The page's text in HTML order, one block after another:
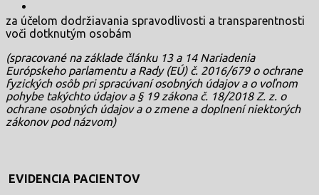
za účelom dodržiavania spravodlivosti a transparentnosti
voči dotknutým osobám
(spracované na základe článku 13 a 14 Nariadenia
Európskeho parlamentu a Rady (EÚ) č. 2016/679 o ochrane
fyzických osôb pri spracúvaní osobných údajov a o voľnom
pohybe takýchto údajov a § 19 zákona č. 18/2018 Z. z. o
ochrane osobných údajov a o zmene a doplnení niektorých
zákonov pod názvom)
EVIDENCIA PACIENTOV